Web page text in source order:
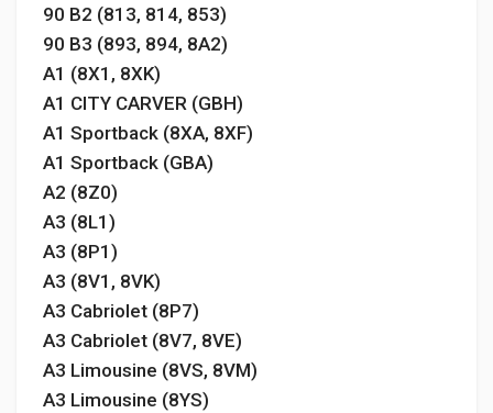
90 B2 (813, 814, 853)
90 B3 (893, 894, 8A2)
A1 (8X1, 8XK)
A1 CITY CARVER (GBH)
A1 Sportback (8XA, 8XF)
A1 Sportback (GBA)
A2 (8Z0)
A3 (8L1)
A3 (8P1)
A3 (8V1, 8VK)
A3 Cabriolet (8P7)
A3 Cabriolet (8V7, 8VE)
A3 Limousine (8VS, 8VM)
A3 Limousine (8YS)